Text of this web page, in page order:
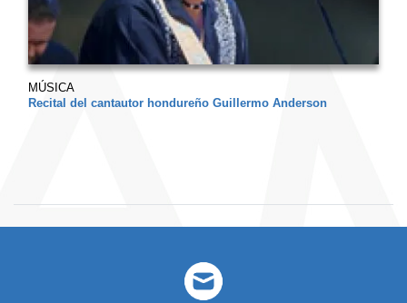
MÚSICA
Recital del cantautor hondureño Guillermo Anderson